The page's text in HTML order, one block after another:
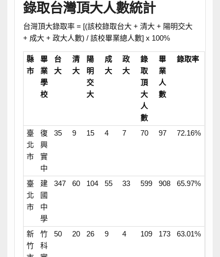
錄取台灣頂大人數統計
台灣頂大錄取率 = [(該校錄取台大 + 清大 + 陽明交大
+ 成大 + 政大人數) / 該校畢業總人數] x 100%
縣
市
畢
業
學
校
台
大
清
大
陽
明
交
大
成
大
政
大
錄
取
頂
大
人
數
畢
業
人
數
錄取率
臺
北
市
復
興
實
中
35 9 15 4 7 70 97 72.16%
臺
北
市
建
國
中
學
347 60 104 55 33 599 908 65.97%
新
竹
竹
科
50 20 26 9 4 109 173 63.01%